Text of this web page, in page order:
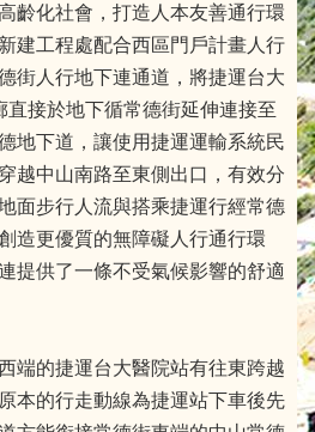
齡化社會，打造人本友善通行環
建工程處配合西區門戶計畫人行
街人行地下連通道，將捷運台大
接於地下循常德街延伸連接至
地下道，讓使用捷運運輸系統民
越中山南路至東側出口，有效分
面步行人流與搭乘捷運行經常德
造更優質的無障礙人行通行環
提供了一條不受氣候影響的舒適
端的捷運台大醫院站有往東跨越
本的行走動線為捷運站下車後先